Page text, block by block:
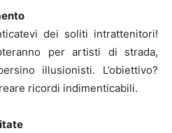
dei soliti intrattenitori!
per artisti di strada,
illusionisti. L’obiettivo?
ricordi indimenticabili.